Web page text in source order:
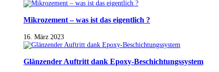
Mikrozement – was ist das eigentlich ?
16. März 2023
Glänzender Auftritt dank Epoxy-Beschichtungssystem